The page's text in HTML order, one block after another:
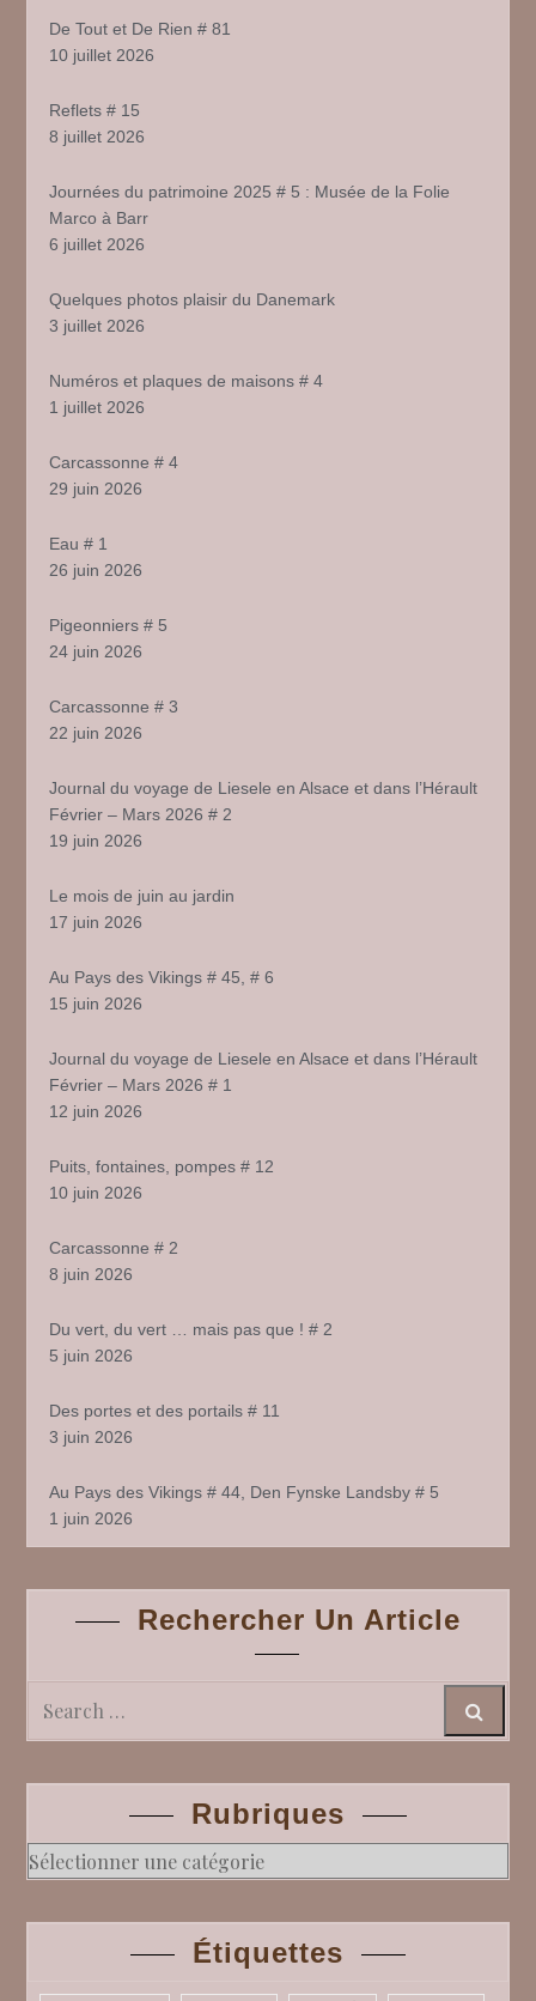
De Tout et De Rien # 81
10 juillet 2026
Reflets # 15
8 juillet 2026
Journées du patrimoine 2025 # 5 : Musée de la Folie
Marco à Barr
6 juillet 2026
Quelques photos plaisir du Danemark
3 juillet 2026
Numéros et plaques de maisons # 4
1 juillet 2026
Carcassonne # 4
29 juin 2026
Eau # 1
26 juin 2026
Pigeonniers # 5
24 juin 2026
Carcassonne # 3
22 juin 2026
Journal du voyage de Liesele en Alsace et dans l’Hérault
Février – Mars 2026 # 2
19 juin 2026
Le mois de juin au jardin
17 juin 2026
Au Pays des Vikings # 45, # 6
15 juin 2026
Journal du voyage de Liesele en Alsace et dans l’Hérault
Février – Mars 2026 # 1
12 juin 2026
Puits, fontaines, pompes # 12
10 juin 2026
Carcassonne # 2
8 juin 2026
Du vert, du vert … mais pas que ! # 2
5 juin 2026
Des portes et des portails # 11
3 juin 2026
Au Pays des Vikings # 44, Den Fynske Landsby # 5
1 juin 2026
Rechercher Un Article
Rubriques
Rubriques
Étiquettes